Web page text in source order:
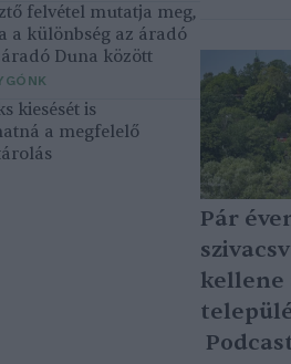
felvétel mutatja meg,
a különbség az áradó
Duna között
kiesését is
a megfelelő
Pár